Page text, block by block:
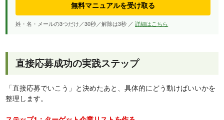
無料マニュアルを受け取る
姓・名・メールの3つだけ／30秒／解除は3秒 ／詳細はこちら
直接応募成功の実践ステップ
「直接応募でいこう」と決めたあと、具体的にどう動けばいいかを
整理します。